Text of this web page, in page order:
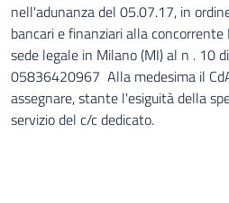
nell'adunanza del 05.07.17, in
bancari e finanziari alla
sede legale in Milano (MI) al n . 10
05836420967 Alla medesima il
assegnare, stante l'esiguità della
servizio del c/c dedicato.